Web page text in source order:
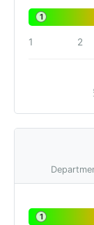
1
1 2
1